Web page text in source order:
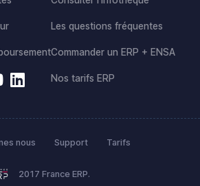
Les questions fréquentes
Commander un ERP + ENSA
Nos tarifs ERP
2017 France ERP.
nous Support Tarifs